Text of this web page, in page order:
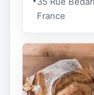
France